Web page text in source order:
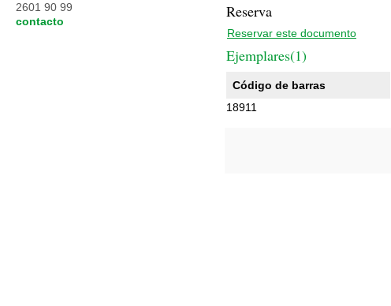
Reserva
Reservar este documento
Ejemplares(1)
Código de barras
18911
2601 90 99
contacto